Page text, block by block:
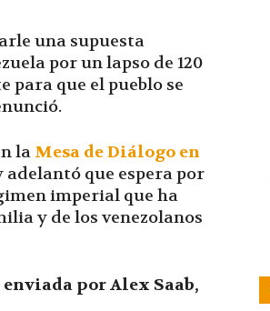
una supuesta
por un lapso de 120
para que el pueblo se
la Mesa de Diálogo en
adelantó que espera por
imperial que ha
y de los venezolanos
por Alex Saab,